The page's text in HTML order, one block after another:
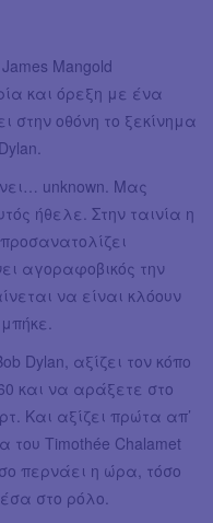
Mangold
και όρεξη με ένα
στην οθόνη το ξεκίνημα
unknown. Μας
ήθελε. Στην ταινία η
αγοραφοβικός την
να είναι κλόουν
Dylan, αξίζει τον κόπο
και να αράξετε στο
Και αξίζει πρώτα απ’
του Timothée Chalamet
περνάει η ώρα, τόσο
στο ρόλο.